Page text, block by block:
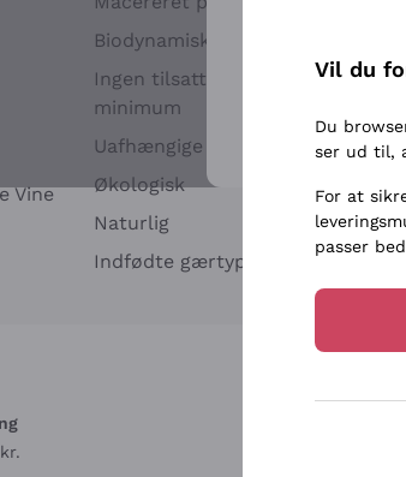
Vine
Biodynamisk
Ingen tilsatte sulfitter eller
minimum
Uafhængige Vinavlere
Økologisk
Naturlig
Indfødte gærtyper
For flere oplysninger,
Vil du
Du
ser ud til,
For at
passer